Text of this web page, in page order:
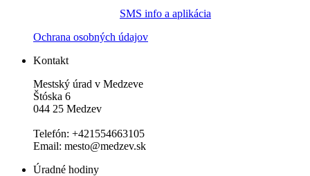
SMS info a aplikácia
Ochrana osobných údajov
Kontakt
Mestský úrad v Medzeve
Štóska 6
044 25 Medzev
Telefón: +421554663105
Email: mesto@medzev.sk
Úradné hodiny